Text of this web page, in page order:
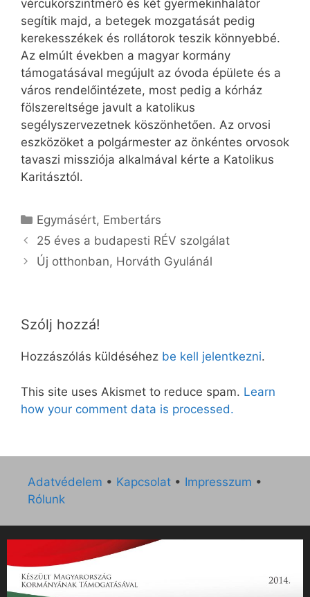
vércukorszintmérő és két gyermek­in­ha­látor
segítik majd, a betegek mozgatását pedig
kerekesszékek és rollátorok teszik könnyebbé.
Az elmúlt években a magyar kormány
támogatásával megújult az óvoda épülete és a
város rendelőintézete, most pedig a kórház
fölszereltsége javult a katolikus
segélyszervezetnek köszönhetően. Az orvosi
eszközöket a polgármester az önkéntes orvosok
tavaszi missziója alkalmával kérte a Katolikus
Karitásztól.
Kategória
Egymásért, Embertárs
25 éves a budapesti RÉV szolgálat
Új otthonban, Horváth Gyulánál
Szólj hozzá!
Hozzászólás küldéséhez be kell jelentkezni.
This site uses Akismet to reduce spam. Learn
how your comment data is processed.
Adatvédelem • Kapcsolat • Impresszum •
Rólunk